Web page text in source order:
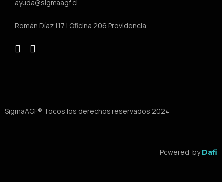
ayuda@sigmaagf.cl
Román Díaz 117 | Oficina 206 Providencia
SigmaAGF® Todos los derechos reservados 2024
Powered byDafi